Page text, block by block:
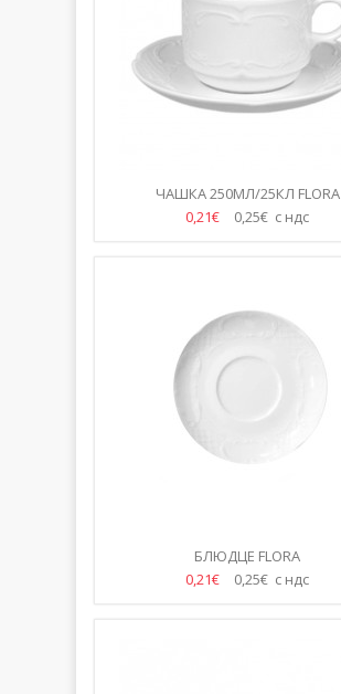
ЧАШКА 250МЛ/25КЛ FLORA
0,21€
0,25€ с ндс
БЛЮДЦЕ FLORA
0,21€
0,25€ с ндс